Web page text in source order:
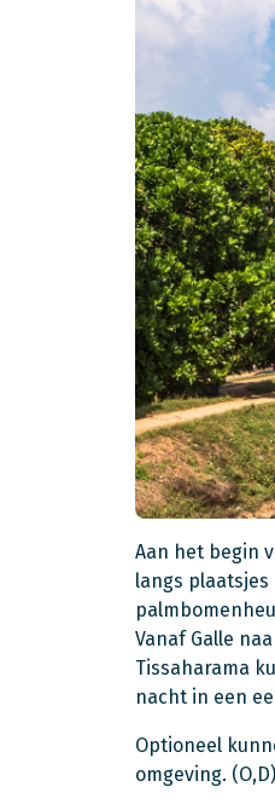
Aan het begin
langs
Vanaf Galle
Tissaharama
nacht in een
Optioneel
omgeving. (O,D)